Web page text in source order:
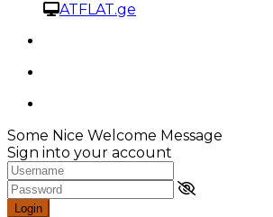
ATFLAT.ge
Some Nice Welcome Message
Sign into your account
Login